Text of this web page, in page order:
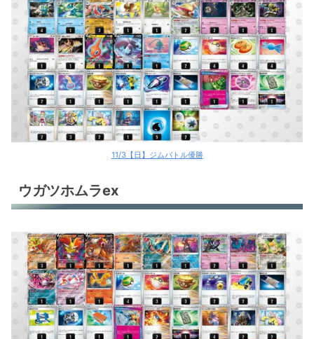
11/3【日】ジムバトル優勝
ウガツホムラex